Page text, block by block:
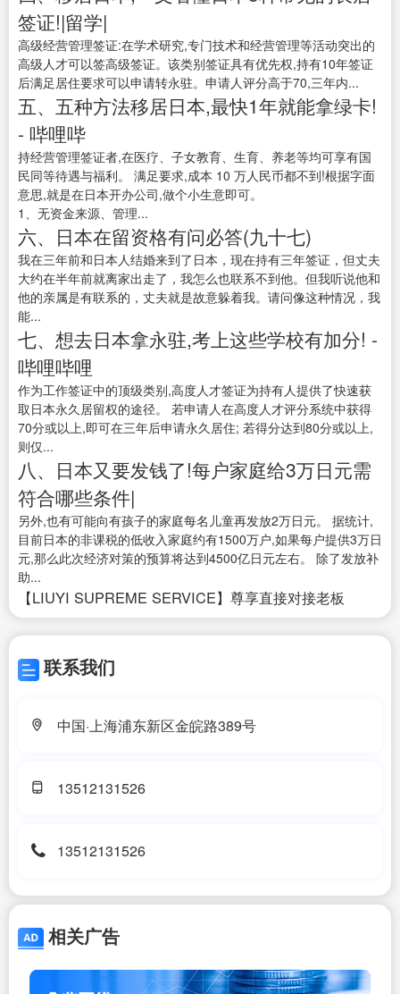
签证!|留学|
高级经营管理签证:在学术研究,专门技术和经营管理等活动突出的
高级人才可以签高级签证。该类别签证具有优先权,持有10年签证
后满足居住要求可以申请转永驻。申请人评分高于70,三年内...
五、五种方法移居日本,最快1年就能拿绿卡!
- 哔哩哔
持经营管理签证者,在医疗、子女教育、生育、养老等均可享有国
民同等待遇与福利。 满足要求,成本 10 万人民币都不到!根据字面
意思,就是在日本开办公司,做个小生意即可。
1、无资金来源、管理...
六、日本在留资格有问必答(九十七)
我在三年前和日本人结婚来到了日本，现在持有三年签证，但丈夫
大约在半年前就离家出走了，我怎么也联系不到他。但我听说他和
他的亲属是有联系的，丈夫就是故意躲着我。请问像这种情况，我
能...
七、想去日本拿永驻,考上这些学校有加分! -
哔哩哔哩
作为工作签证中的顶级类别,高度人才签证为持有人提供了快速获
取日本永久居留权的途径。 若申请人在高度人才评分系统中获得
70分或以上,即可在三年后申请永久居住; 若得分达到80分或以上,
则仅...
八、日本又要发钱了!每户家庭给3万日元需
符合哪些条件|
另外,也有可能向有孩子的家庭每名儿童再发放2万日元。 据统计,
目前日本的非课税的低收入家庭约有1500万户,如果每户提供3万日
元,那么此次经济对策的预算将达到4500亿日元左右。 除了发放补
助...
【LIUYI SUPREME SERVICE】尊享直接对接老板
联系我们
中国·上海浦东新区金皖路389号
13512131526
13512131526
相关广告